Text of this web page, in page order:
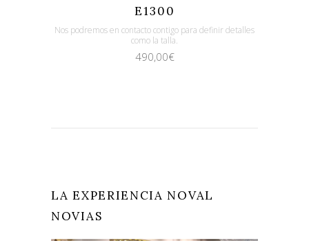
E1300
Nos podremos en contacto contigo para definir detalles
como la talla.
490,00€
LA EXPERIENCIA NOVAL
NOVIAS